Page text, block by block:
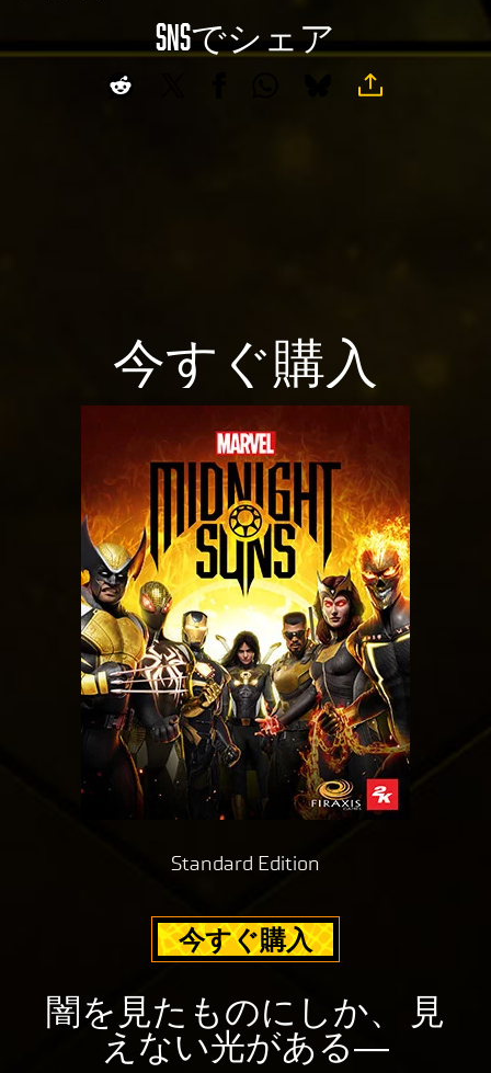
SNSでシェア
今すぐ購入
Standard Edition
今すぐ購入
闇を見たものにしか、 見
えない光がある―